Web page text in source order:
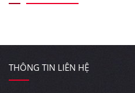
THÔNG TIN LIÊN HỆ